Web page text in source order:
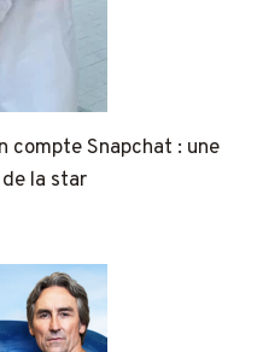
compte Snapchat : une
la star